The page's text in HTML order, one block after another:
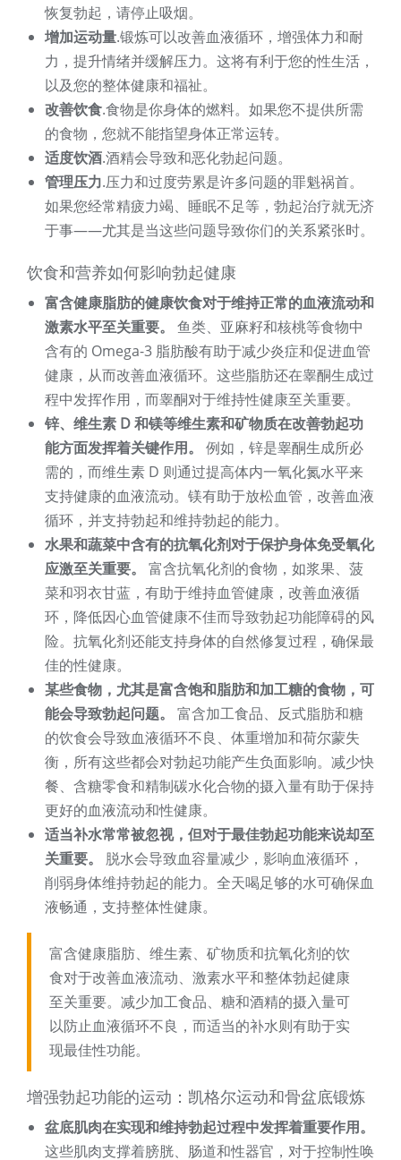
恢复勃起，请停止吸烟。
增加运动量.锻炼可以改善血液循环，增强体力和耐
力，提升情绪并缓解压力。这将有利于您的性生活，
以及您的整体健康和福祉。
改善饮食.食物是你身体的燃料。如果您不提供所需
的食物，您就不能指望身体正常运转。
适度饮酒.酒精会导致和恶化勃起问题。
管理压力.压力和过度劳累是许多问题的罪魁祸首。
如果您经常精疲力竭、睡眠不足等，勃起治疗就无济
于事——尤其是当这些问题导致你们的关系紧张时。
饮食和营养如何影响勃起健康
富含健康脂肪的健康饮食对于维持正常的血液流动和
激素水平至关重要。
鱼类、亚麻籽和核桃等食物中
含有的 Omega-3 脂肪酸有助于减少炎症和促进血管
健康，从而改善血液循环。这些脂肪还在睾酮生成过
程中发挥作用，而睾酮对于维持性健康至关重要。
锌、维生素 D 和镁等维生素和矿物质在改善勃起功
能方面发挥着关键作用。
例如，锌是睾酮生成所必
需的，而维生素 D 则通过提高体内一氧化氮水平来
支持健康的血液流动。镁有助于放松血管，改善血液
循环，并支持勃起和维持勃起的能力。
水果和蔬菜中含有的抗氧化剂对于保护身体免受氧化
应激至关重要。
富含抗氧化剂的食物，如浆果、菠
菜和羽衣甘蓝，有助于维持血管健康，改善血液循
环，降低因心血管健康不佳而导致勃起功能障碍的风
险。抗氧化剂还能支持身体的自然修复过程，确保最
佳的性健康。
某些食物，尤其是富含饱和脂肪和加工糖的食物，可
能会导致勃起问题。
富含加工食品、反式脂肪和糖
的饮食会导致血液循环不良、体重增加和荷尔蒙失
衡，所有这些都会对勃起功能产生负面影响。减少快
餐、含糖零食和精制碳水化合物的摄入量有助于保持
更好的血液流动和性健康。
适当补水常常被忽视，但对于最佳勃起功能来说却至
关重要。
脱水会导致血容量减少，影响血液循环，
削弱身体维持勃起的能力。全天喝足够的水可确保血
液畅通，支持整体性健康。
富含健康脂肪、维生素、矿物质和抗氧化剂的饮
食对于改善血液流动、激素水平和整体勃起健康
至关重要。减少加工食品、糖和酒精的摄入量可
以防止血液循环不良，而适当的补水则有助于实
现最佳性功能。
增强勃起功能的运动：凯格尔运动和骨盆底锻炼
盆底肌肉在实现和维持勃起过程中发挥着重要作用。
这些肌肉支撑着膀胱、肠道和性器官，对于控制性唤